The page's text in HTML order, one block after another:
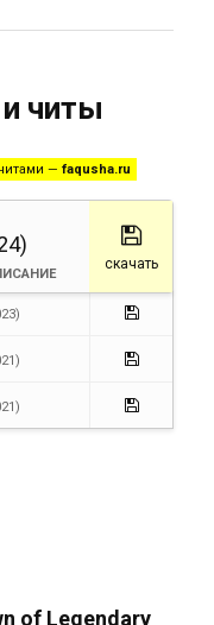
читы
—faqusha.ru
скачать
of Legendary